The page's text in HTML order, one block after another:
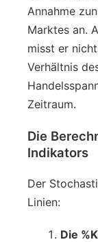
Annahme
Marktes an.
misst er
Verhältnis
Zeitraum.
Die
Indikators
Der
Linien:
Die